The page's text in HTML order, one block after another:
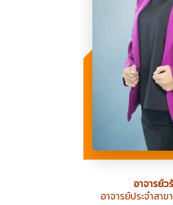
อาจารย์ว
อาจารย์ประจำสา